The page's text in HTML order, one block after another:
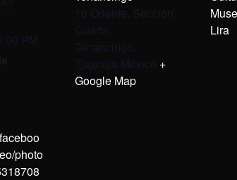
PM
photo
10 Oriente, Sección
Cuarta.
Tenancingo,
Tlaxcala México +
Google Map
Lira